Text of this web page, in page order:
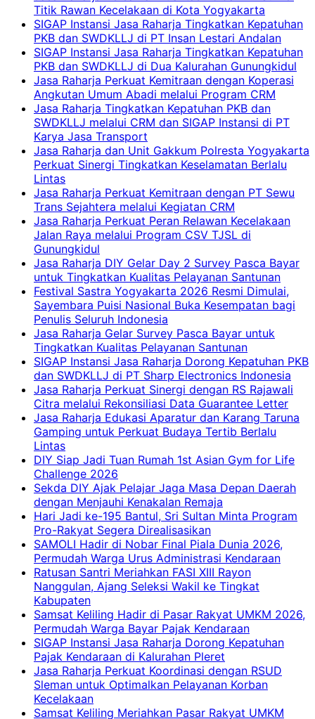
Titik Rawan Kecelakaan di Kota Yogyakarta
SIGAP Instansi Jasa Raharja Tingkatkan Kepatuhan
PKB dan SWDKLLJ di PT Insan Lestari Andalan
SIGAP Instansi Jasa Raharja Tingkatkan Kepatuhan
PKB dan SWDKLLJ di Dua Kalurahan Gunungkidul
Jasa Raharja Perkuat Kemitraan dengan Koperasi
Angkutan Umum Abadi melalui Program CRM
Jasa Raharja Tingkatkan Kepatuhan PKB dan
SWDKLLJ melalui CRM dan SIGAP Instansi di PT
Karya Jasa Transport
Jasa Raharja dan Unit Gakkum Polresta Yogyakarta
Perkuat Sinergi Tingkatkan Keselamatan Berlalu
Lintas
Jasa Raharja Perkuat Kemitraan dengan PT Sewu
Trans Sejahtera melalui Kegiatan CRM
Jasa Raharja Perkuat Peran Relawan Kecelakaan
Jalan Raya melalui Program CSV TJSL di
Gunungkidul
Jasa Raharja DIY Gelar Day 2 Survey Pasca Bayar
untuk Tingkatkan Kualitas Pelayanan Santunan
Festival Sastra Yogyakarta 2026 Resmi Dimulai,
Sayembara Puisi Nasional Buka Kesempatan bagi
Penulis Seluruh Indonesia
Jasa Raharja Gelar Survey Pasca Bayar untuk
Tingkatkan Kualitas Pelayanan Santunan
SIGAP Instansi Jasa Raharja Dorong Kepatuhan PKB
dan SWDKLLJ di PT Sharp Electronics Indonesia
Jasa Raharja Perkuat Sinergi dengan RS Rajawali
Citra melalui Rekonsiliasi Data Guarantee Letter
Jasa Raharja Edukasi Aparatur dan Karang Taruna
Gamping untuk Perkuat Budaya Tertib Berlalu
Lintas
DIY Siap Jadi Tuan Rumah 1st Asian Gym for Life
Challenge 2026
Sekda DIY Ajak Pelajar Jaga Masa Depan Daerah
dengan Menjauhi Kenakalan Remaja
Hari Jadi ke-195 Bantul, Sri Sultan Minta Program
Pro-Rakyat Segera Direalisasikan
SAMOLI Hadir di Nobar Final Piala Dunia 2026,
Permudah Warga Urus Administrasi Kendaraan
Ratusan Santri Meriahkan FASI XIII Rayon
Nanggulan, Ajang Seleksi Wakil ke Tingkat
Kabupaten
Samsat Keliling Hadir di Pasar Rakyat UMKM 2026,
Permudah Warga Bayar Pajak Kendaraan
SIGAP Instansi Jasa Raharja Dorong Kepatuhan
Pajak Kendaraan di Kalurahan Pleret
Jasa Raharja Perkuat Koordinasi dengan RSUD
Sleman untuk Optimalkan Pelayanan Korban
Kecelakaan
Samsat Keliling Meriahkan Pasar Rakyat UMKM